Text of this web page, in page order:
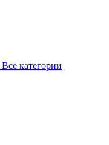
Все категории